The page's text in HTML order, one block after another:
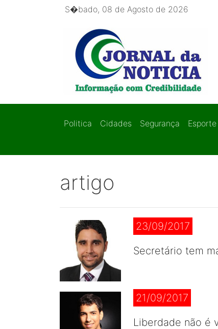
S�bado, 08 de Agosto de 2026
Politica Cidades Segurança Esporte
artigo
23/09/2017
Secretário tem
21/09/2017
Liberdade não é